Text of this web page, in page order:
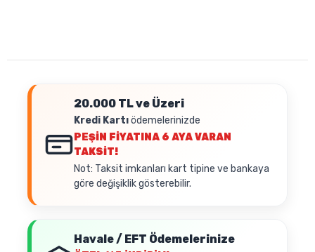
20.000 TL ve Üzeri
Kredi Kartıödemelerinizde
PEŞİN FİYATINA 6 AYA VARAN
TAKSİT!
Not: Taksit imkanları kart tipine ve bankaya
göre değişiklik gösterebilir.
Havale / EFT Ödemelerinize